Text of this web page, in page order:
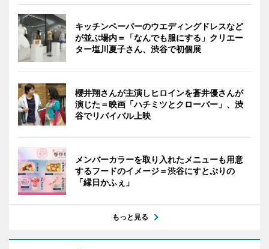
キッチンペーパーのウエディングドレスなど
が並ぶ場内＝「なんでも服にする」クリエー
ター塩川夏子さん、渋谷で初個展
櫻井翔さんが主演しヒロインを蒼井優さんが
演じた＝映画「ハチミツとクローバー」、渋
谷でリバイバル上映
メンバーカラーを取り入れたメニューも用意
するフードのイメージ＝渋谷にすとぷりの
「縁日かふぇ」
もっと見る